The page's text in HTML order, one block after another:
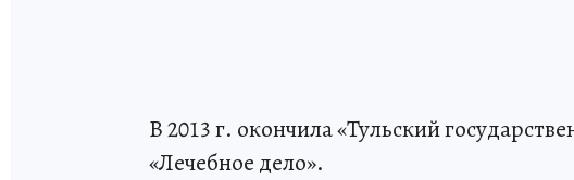
В 2013 г. окончила «Тульский
«Лечебное дело».